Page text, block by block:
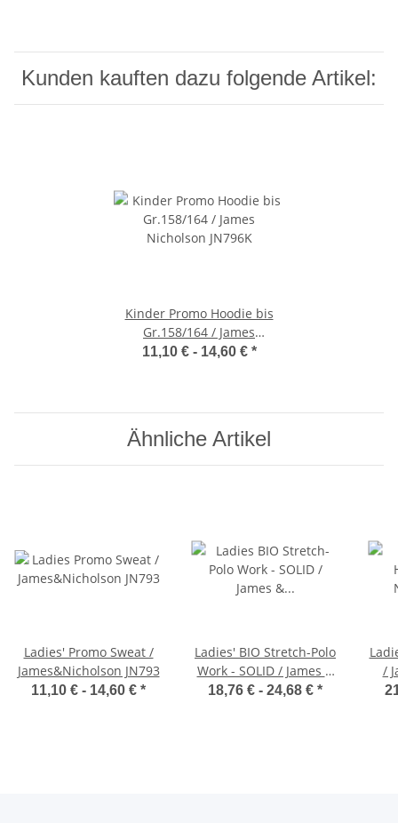
Kunden kauften dazu folgende Artikel:
Kinder Promo Hoodie bis
Gr.158/164 / James
Nicholson JN796K
11,10 € - 14,60 € *
Ähnliche Artikel
Ladies' Promo Sweat /
James&Nicholson JN793
11,10 € - 14,60 € *
Ladies' BIO Stretch-Polo
Work - SOLID / James &
Nicholson JN1805
18,76 € - 24,68 € *
/